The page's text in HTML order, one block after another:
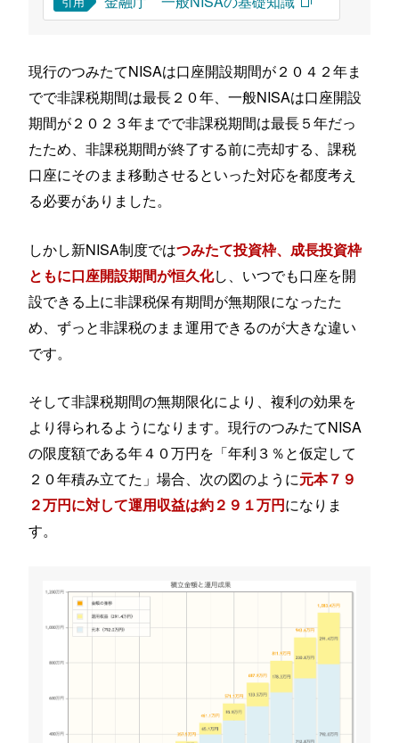
現行のつみたてNISAは口座開設期間が２０４２年ま
でで非課税期間は最長２０年、一般NISAは口座開設
期間が２０２３年までで非課税期間は最長５年だっ
たため、非課税期間が終了する前に売却する、課税
口座にそのまま移動させるといった対応を都度考え
る必要がありました。
しかし新NISA制度ではつみたて投資枠、成長投資枠
ともに口座開設期間が恒久化し、いつでも口座を開
設できる上に非課税保有期間が無期限になったた
め、ずっと非課税のまま運用できるのが大きな違い
です。
そして非課税期間の無期限化により、複利の効果を
より得られるようになります。現行のつみたてNISA
の限度額である年４０万円を「年利３％と仮定して
２０年積み立てた」場合、次の図のように元本７９
２万円に対して運用収益は約２９１万円になりま
す。